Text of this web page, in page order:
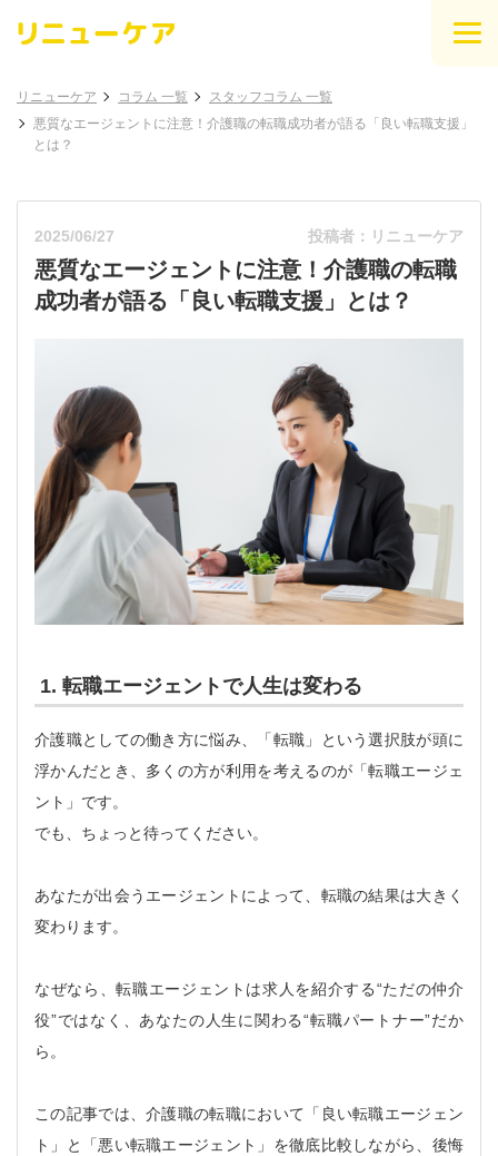
リニューケア コラム 一覧
スタッフコラム 一覧
悪質なエージェントに注意！介護職の転職成功者が語る「良い転職支援」
とは？
2025/06/27 投稿者：リニューケア
悪質なエージェントに注意！介護職の転職
成功者が語る「良い転職支援」とは？
1. 転職エージェントで人生は変わる
介護職としての働き方に悩み、「転職」という選択肢が頭に
浮かんだとき、多くの方が利用を考えるのが「転職エージェ
ント」です。
でも、ちょっと待ってください。
あなたが出会うエージェントによって、転職の結果は大きく
変わります。
なぜなら、転職エージェントは求人を紹介する“ただの仲介
役”ではなく、あなたの人生に関わる“転職パートナー”だか
ら。
この記事では、介護職の転職において「良い転職エージェン
ト」と「悪い転職エージェント」を徹底比較しながら、後悔